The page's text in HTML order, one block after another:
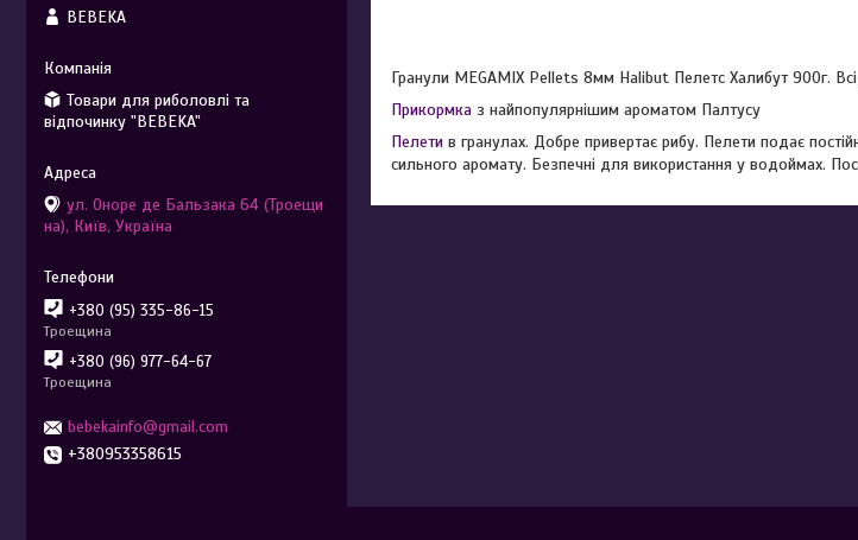
Гранули MEGAMIX Pellets 8мм Halibut Пелетс Халибут 900г. Всі
Прикормка з найпопулярнішим ароматом Палтусу
Пелети в гранулах. Добре привертає рибу. Пелети подає
сильного аромату. Безпечні для використання у водоймах.
BEBEKA
Товари для риболовлі та
відпочинку "BEBEKA"
ул. Оноре де Бальзака 64 (Троещи
на), Київ, Україна
+380 (95) 335-86-15
Троещина
+380 (96) 977-64-67
Троещина
bebekainfo@gmail.com
+380953358615